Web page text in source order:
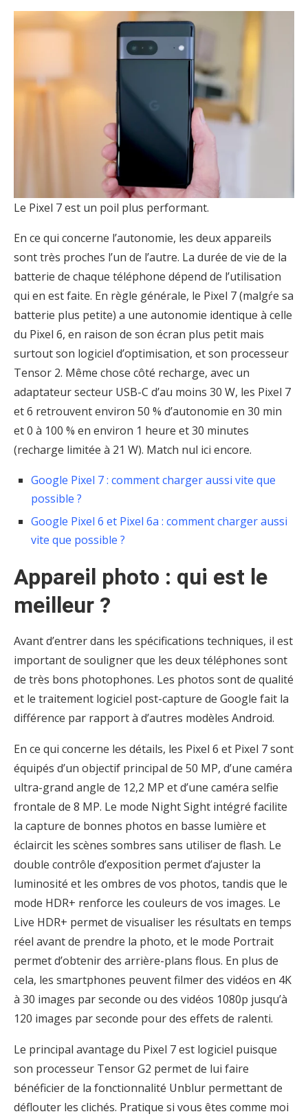
Le Pixel 7 est un poil plus performant.
En ce qui concerne l’autonomie, les deux appareils
sont très proches l’un de l’autre. La durée de vie de la
batterie de chaque téléphone dépend de l’utilisation
qui en est faite. En règle générale, le Pixel 7 (malgŕe sa
batterie plus petite) a une autonomie identique à celle
du Pixel 6, en raison de son écran plus petit mais
surtout son logiciel d’optimisation, et son processeur
Tensor 2. Même chose côté recharge, avec un
adaptateur secteur USB-C d’au moins 30 W, les Pixel 7
et 6 retrouvent environ 50 % d’autonomie en 30 min
et 0 à 100 % en environ 1 heure et 30 minutes
(recharge limitée à 21 W). Match nul ici encore.
Google Pixel 7 : comment charger aussi vite que
possible ?
Google Pixel 6 et Pixel 6a : comment charger aussi
vite que possible ?
Appareil photo : qui est le
meilleur ?
Avant d’entrer dans les spécifications techniques, il est
important de souligner que les deux téléphones sont
de très bons photophones. Les photos sont de qualité
et le traitement logiciel post-capture de Google fait la
différence par rapport à d’autres modèles Android.
En ce qui concerne les détails, les Pixel 6 et Pixel 7 sont
équipés d’un objectif principal de 50 MP, d’une caméra
ultra-grand angle de 12,2 MP et d’une caméra selfie
frontale de 8 MP. Le mode Night Sight intégré facilite
la capture de bonnes photos en basse lumière et
éclaircit les scènes sombres sans utiliser de flash. Le
double contrôle d’exposition permet d’ajuster la
luminosité et les ombres de vos photos, tandis que le
mode HDR+ renforce les couleurs de vos images. Le
Live HDR+ permet de visualiser les résultats en temps
réel avant de prendre la photo, et le mode Portrait
permet d’obtenir des arrière-plans flous. En plus de
cela, les smartphones peuvent filmer des vidéos en 4K
à 30 images par seconde ou des vidéos 1080p jusqu’à
120 images par seconde pour des effets de ralenti.
Le principal avantage du Pixel 7 est logiciel puisque
son processeur Tensor G2 permet de lui faire
bénéficier de la fonctionnalité Unblur permettant de
déflouter les clichés. Pratique si vous êtes comme moi